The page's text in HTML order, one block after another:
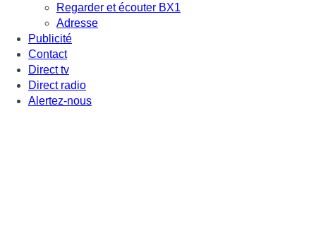
Regarder et écouter BX1
Adresse
Publicité
Contact
Direct tv
Direct radio
Alertez-nous